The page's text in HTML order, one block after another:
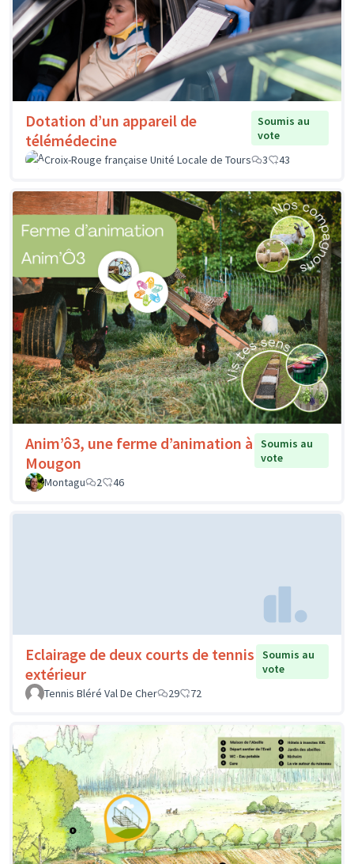
Dotation d’un appareil de
télémédecine
Soumis au
vote
Croix-Rouge française Unité Locale de Tours
3 43
Anim’ô3, une ferme d’animation à
Mougon
Soumis au
vote
Montagu
2 46
Eclairage de deux courts de tennis
extérieur
Soumis au
vote
Tennis Bléré Val De Cher
29 72